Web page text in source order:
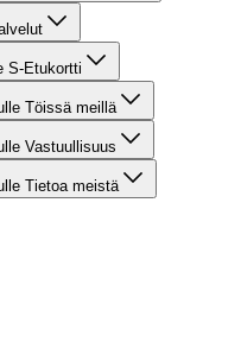
S-Etukortti
Töissä meillä
Vastuullisuus
Tietoa meistä